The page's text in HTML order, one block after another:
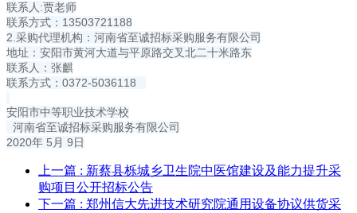
联系人:贾老师
联系方式：13503721188
2.采购代理机构：河南省至诚招标采购服务有限公司
地址：安阳市黄河大道与平原路交叉北二十米路东
联系人：张麒
联系方式：0372-5036118
安阳市中等职业技术学校
河南省至诚招标采购服务有限公司
2020年 5月 9日
上一篇 : 新蔡县栎城乡卫生院中医馆建设及能力提升采
购项目公开招标公告
下一篇 : 郑州信大先进技术研究院通用设备协议供货采